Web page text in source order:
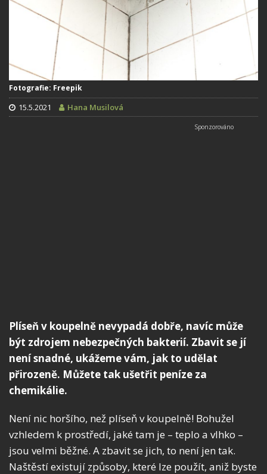
Fotografie: Freepik
15.5.2021 Hana Musilová
Plíseň v koupelně nevypadá dobře, navíc může
být zdrojem nebezpečných bakterií. Zbavit se jí
není snadné, ukážeme vám, jak to udělat
přirozeně. Můžete tak ušetřit peníze za
chemikálie.
Není nic horšího, než plíseň v koupelně! Bohužel
vzhledem k prostředí, jaké tam je – teplo a vlhko –
jsou velmi běžné. A zbavit se jich, to není jen tak.
Naštěstí existují způsoby, které lze použít, aniž byste